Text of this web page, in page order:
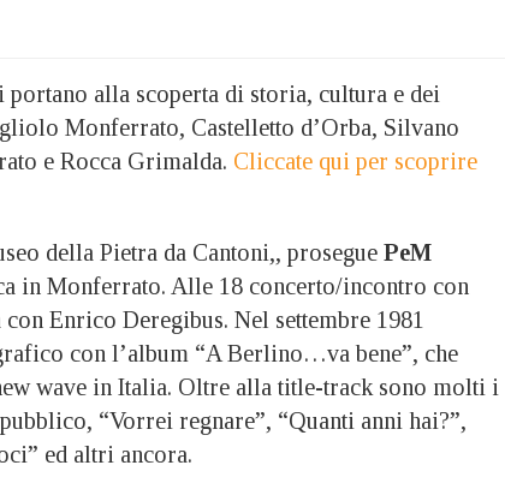
portano alla scoperta di storia, cultura e dei
Monferrato, Castelletto d’Orba, Silvano
e Rocca Grimalda. Cliccate qui per scoprire
della Pietra da Cantoni,, prosegue PeM
in Monferrato. Alle 18 concerto/incontro con
Enrico Deregibus. Nel settembre 1981
con l’album “A Berlino…va bene”, che
wave in Italia. Oltre alla title-track sono molti i
“Vorrei regnare”, “Quanti anni hai?”,
ed altri ancora.